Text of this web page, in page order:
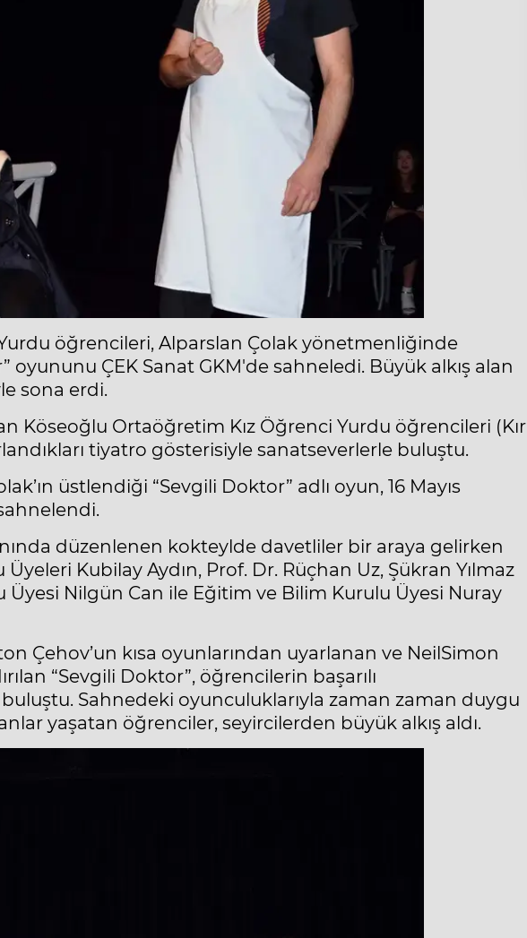
öğrencileri, Alparslan Çolak yönetmenliğinde
oyununu ÇEK Sanat GKM'de sahneledi. Büyük alkış alan
sona erdi.
Köseoğlu Ortaöğretim Kız Öğrenci Yurdu öğrencileri (Kır
tiyatro gösterisiyle sanatseverlerle buluştu.
üstlendiği “Sevgili Doktor” adlı oyun, 16 Mayıs
düzenlenen kokteylde davetliler bir araya gelirken
Kubilay Aydın, Prof. Dr. Rüçhan Uz, Şükran Yılmaz
Üyesi Nilgün Can ile Eğitim ve Bilim Kurulu Üyesi Nuray
Çehov’un kısa oyunlarından uyarlanan ve NeilSimon
“Sevgili Doktor”, öğrencilerin başarılı
Sahnedeki oyunculuklarıyla zaman zaman duygu
yaşatan öğrenciler, seyircilerden büyük alkış aldı.